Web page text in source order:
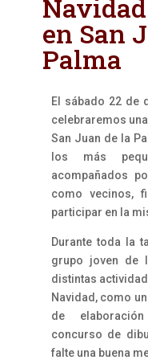
en San
Palma
El sábado 22 de
celebraremos
San Juan de la
los más
acompañados
como vecinos,
participar en la
Durante toda la
grupo joven de
distintas
Navidad, como
de
concurso de
falte una buena